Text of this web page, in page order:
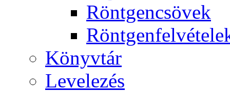
Rönt­gen­csö­vek
Könyv­tár
Le­ve­le­zés